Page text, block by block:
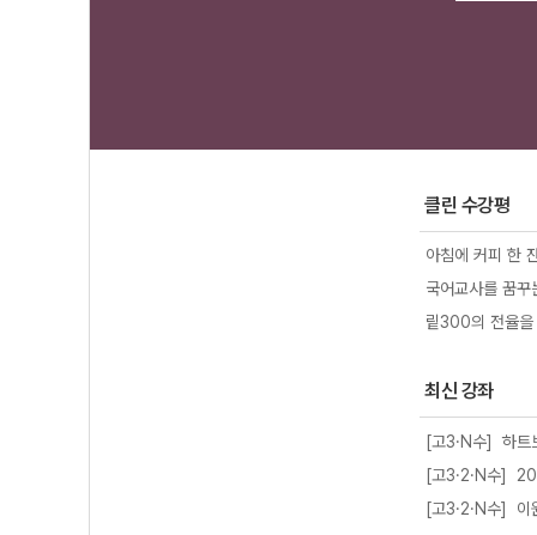
클린 수강평
국어교사를 꿈
맅300의 전율
최신 강좌
[고3·N수] 하트
[고3·2·N수]
[고3·2·N수]